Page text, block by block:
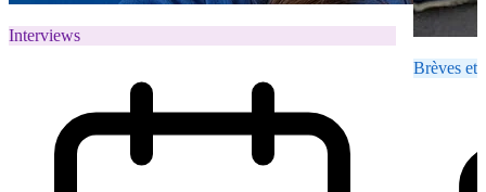
Interviews
Brèves et